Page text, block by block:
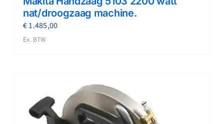
nat/droogzaag machine.
€1.485,00
Ex. BTW